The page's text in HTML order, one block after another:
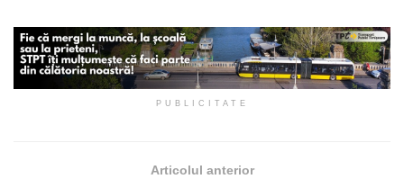
PUBLICITATE
Articolul anterior